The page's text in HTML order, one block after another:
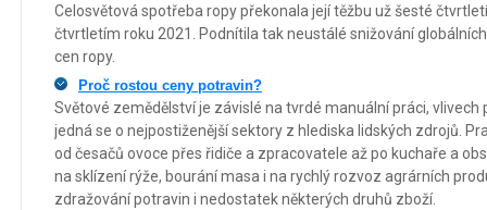
Celosvětová spotřeba ropy překonala její těžbu už šesté
čtvrtletím roku 2021. Podnítila tak neustálé snižování
cen ropy.
Proč rostou ceny potravin?
Světové zemědělství je závislé na tvrdé manuální práci, vlivech
jedná se o nejpostiženější sektory z hlediska lidských zdrojů.
od česačů ovoce přes řidiče a zpracovatele až po kuchaře a
na sklízení rýže, bourání masa i na rychlý rozvoz agrárních
zdražování potravin i nedostatek některých druhů zboží.